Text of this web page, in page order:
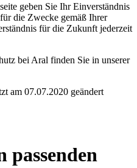
geben Sie Ihr Einverständnis
die Zwecke gemäß Ihrer
für die Zukunft jederzeit
bei Aral finden Sie in unserer
am 07.07.2020 geändert
passenden